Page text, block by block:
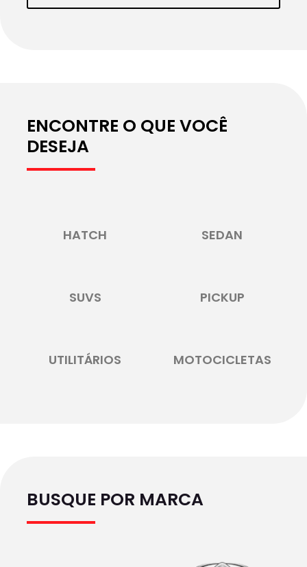
ENCONTRE O QUE VOCÊ
DESEJA
HATCH SEDAN
SUVS PICKUP
UTILITÁRIOS MOTOCICLETAS
BUSQUE POR MARCA